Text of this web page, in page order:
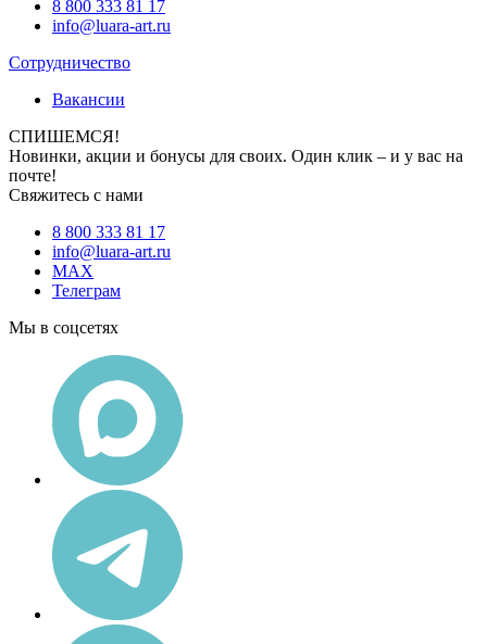
8 800 333 81 17
info@luara-art.ru
Сотрудничество
Вакансии
СПИШЕМСЯ!
Новинки, акции и бонусы для своих. Один клик – и у вас на
почте!
Свяжитесь с нами
8 800 333 81 17
info@luara-art.ru
MAX
Телеграм
Мы в соцсетях